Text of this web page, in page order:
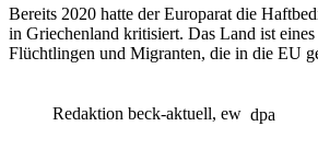
Bereits 2020 hatte der Europarat die
in Griechenland kritisiert. Das Land ist
Flüchtlingen und Migranten, die in die EU
Redaktion beck-aktuell, ew dpa